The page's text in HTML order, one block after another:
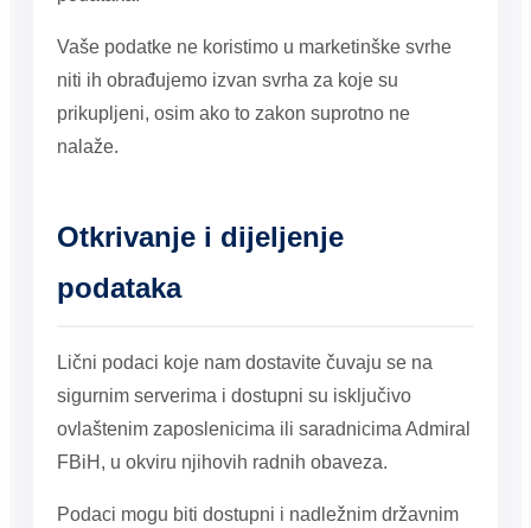
Vaše podatke ne koristimo u marketinške svrhe
niti ih obrađujemo izvan svrha za koje su
prikupljeni, osim ako to zakon suprotno ne
nalaže.
Otkrivanje i dijeljenje
podataka
Lični podaci koje nam dostavite čuvaju se na
sigurnim serverima i dostupni su isključivo
ovlaštenim zaposlenicima ili saradnicima Admiral
FBiH, u okviru njihovih radnih obaveza.
Podaci mogu biti dostupni i nadležnim državnim